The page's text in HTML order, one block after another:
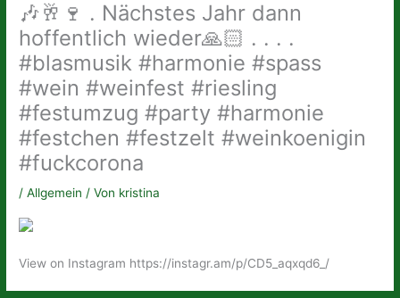
🎶🥂🍷 . Nächstes Jahr dann
hoffentlich wieder🙏🏻 . . . .
#blasmusik #harmonie #spass
#wein #weinfest #riesling
#festumzug #party #harmonie
#festchen #festzelt #weinkoenigin
#fuckcorona
/Allgemein / Von kristina
View on Instagram https://instagr.am/p/CD5_aqxqd6_/